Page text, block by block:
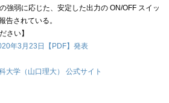
強弱に応じた、安定した出力の ON/OFF スイッ
告されている。
さい】
年3月23日【PDF】発表
大学（山口理大） 公式サイト